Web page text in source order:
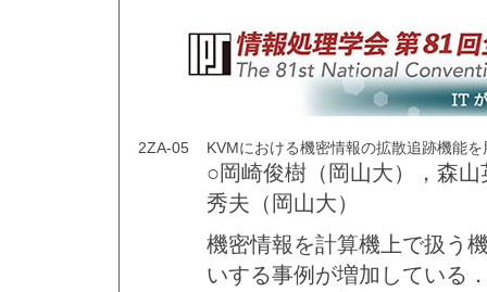
2ZA-05 KVMにおける機密情報の拡散追跡機能
○岡崎俊樹（岡山大），森
秀夫（岡山大）
機密情報を計算機上で扱う
いする事例が増加している